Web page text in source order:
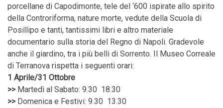
porcellane di Capodimonte, tele del ‘600 ispirate allo spirito
della Controriforma, nature morte, vedute della Scuola di
Posillipo e tanti, tantissimi libri e altro materiale
documentario sulla storia del Regno di Napoli. Gradevole
anche il giardino, tra i più belli di Sorrento. Il Museo Correale
di Terranova rispetta i seguenti orari:
1 Aprile/31 Ottobre
>>Martedì al Sabato: 9.30 ­ 18.30
>> Domenica e Festivi: 9.30 ­ 13.30